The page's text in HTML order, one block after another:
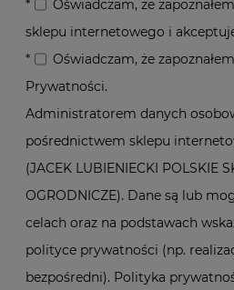
* Oświadczam, że
sklepu internetowego i
*
Oświadczam, że
Prywatności.
Administratorem danych
pośrednictwem sklepu
(JACEK LUBIENIECKI POLSKIE
OGRODNICZE). Dane są lub
celach oraz na podstawach
polityce prywatności (np.
bezpośredni). Polityka